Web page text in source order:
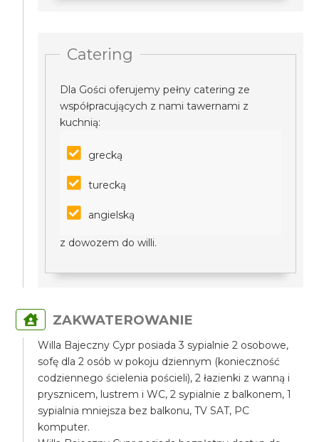
Catering
Dla Gości oferujemy pełny catering ze
współpracujących z nami tawernami z
kuchnią:
grecką
turecką
angielską
z dowozem do willi.
ZAKWATEROWANIE
Willa Bajeczny Cypr posiada 3 sypialnie 2 osobowe,
sofę dla 2 osób w pokoju dziennym (konieczność
codziennego ścielenia pościeli), 2 łazienki z wanną i
prysznicem, lustrem i WC, 2 sypialnie z balkonem, 1
sypialnia mniejsza bez balkonu, TV SAT, PC
komputer.